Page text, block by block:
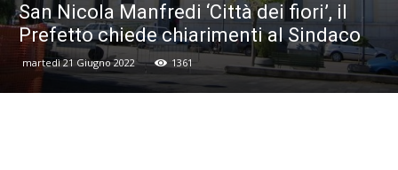
San Nicola Manfredi ‘Città dei fiori’, il
Prefetto chiede chiarimenti al Sindaco
martedì 21 Giugno 2022 1361